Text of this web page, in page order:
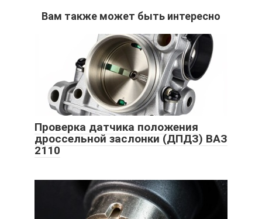
Вам также может быть интересно
Проверка датчика положения
дроссельной заслонки (ДПДЗ) ВАЗ
2110